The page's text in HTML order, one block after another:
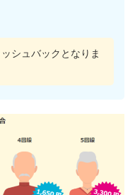
シュバックとなりま